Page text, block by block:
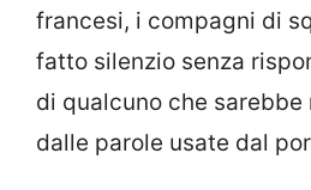
francesi, i compagni di
fatto silenzio senza
di qualcuno che sarebbe
dalle parole usate dal